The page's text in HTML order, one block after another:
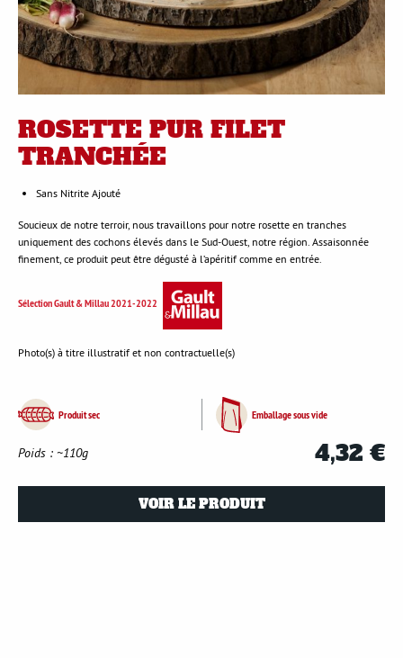
ROSETTE PUR FILET
TRANCHÉE
Sans Nitrite Ajouté
Soucieux de notre terroir, nous travaillons pour notre rosette en tranches
uniquement des cochons élevés dans le Sud-Ouest, notre région. Assaisonnée
finement, ce produit peut être dégusté à l’apéritif comme en entrée.
Sélection Gault & Millau 2021-2022
Photo(s) à titre illustratif et non contractuelle(s)
Produit sec Emballage sous vide
Poids : ~110g 4,32 €
VOIR LE PRODUIT